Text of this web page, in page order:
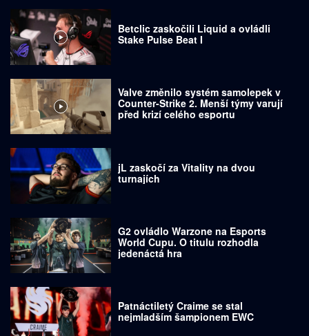
Betclic zaskočili Liquid a ovládli
Stake Pulse Beat I
Valve změnilo systém samolepek v
Counter-Strike 2. Menší týmy varují
před krizí celého esportu
jL zaskočí za Vitality na dvou
turnajích
G2 ovládlo Warzone na Esports
World Cupu. O titulu rozhodla
jedenáctá hra
Patnáctiletý Craime se stal
nejmladším šampionem EWC